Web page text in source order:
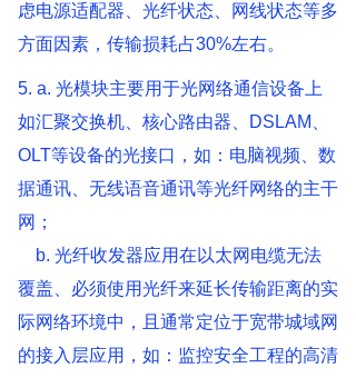
虑电源适配器、光纤状态、网线状态等多
方面因素，传输损耗占30%左右。
5. a. 光模块主要用于光网络通信设备上
如汇聚交换机、核心路由器、DSLAM、
OLT等设备的光接口，如：电脑视频、数
据通讯、无线语音通讯等光纤网络的主干
网；
b. 光纤收发器应用在以太网电缆无法
覆盖、必须使用光纤来延长传输距离的实
际网络环境中，且通常定位于宽带城域网
的接入层应用，如：监控安全工程的高清